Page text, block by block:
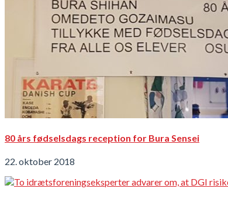
80 års fødselsdags reception for Bura Sensei
22. oktober 2018